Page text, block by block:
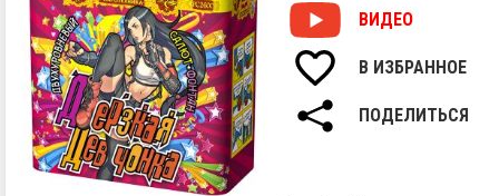
ВИДЕО
В ИЗБРАННОЕ
ПОДЕЛИТЬСЯ